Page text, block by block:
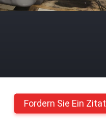
Fordern Sie Ein Zitat